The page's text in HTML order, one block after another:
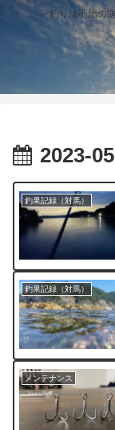
- 釣りは不治の
2023-05
釣果記録（対馬）
釣果記録（対馬）
メンテナンス